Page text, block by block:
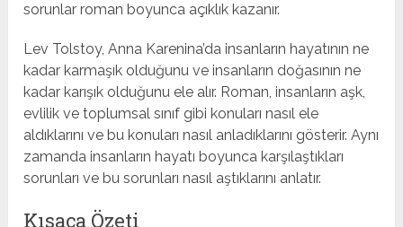
sorunlar roman boyunca açıklık kazanır.
Lev Tolstoy, Anna Karenina’da insanların hayatının ne
kadar karmaşık olduğunu ve insanların doğasının ne
kadar karışık olduğunu ele alır. Roman, insanların aşk,
evlilik ve toplumsal sınıf gibi konuları nasıl ele
aldıklarını ve bu konuları nasıl anladıklarını gösterir. Aynı
zamanda insanların hayatı boyunca karşılaştıkları
sorunları ve bu sorunları nasıl aştıklarını anlatır.
Kısaca Özeti